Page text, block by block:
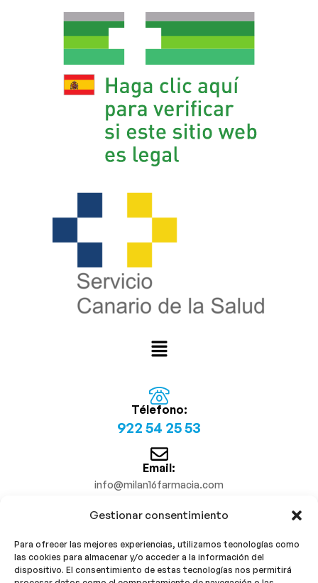
Gestionar consentimiento
Para ofrecer las mejores experiencias, utilizamos tecnologías como
las cookies para almacenar y/o acceder a la información del
dispositivo. El consentimiento de estas tecnologías nos permitirá
Télefono:
922 54 25 53
Email:
info@milan16farmacia.com
¡Síguenos!